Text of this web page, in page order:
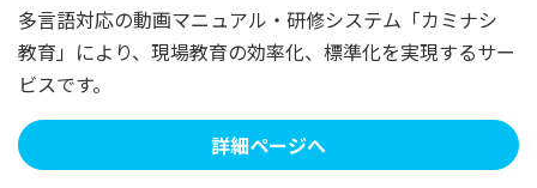
多言語対応の動画マニュアル・研修システム「カミナシ
教育」により、現場教育の効率化、標準化を実現するサー
ビスです。
詳細ページへ